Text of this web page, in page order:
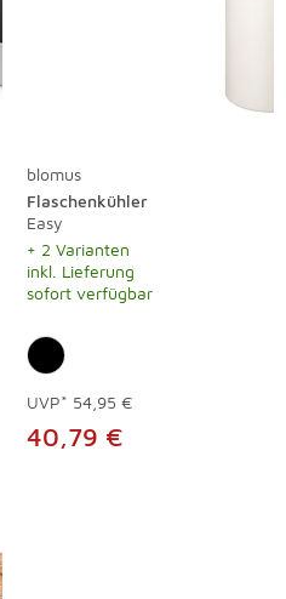
blomus
Flaschenkühler
Easy
+ 2 Varianten
inkl. Lieferung
sofort verfügbar
UVP* 54,95 €
40,79 €